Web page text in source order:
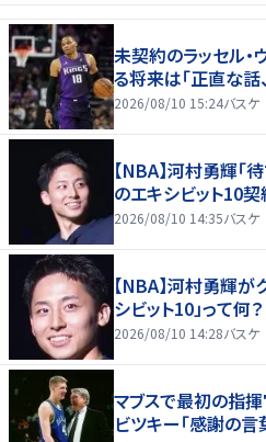
未契約のラッセル・
る将来は「正直な話
2026/08/10 15:24バスケ
【NBA】河村勇輝「
のエキシビット10
2026/08/10 14:35バスケ
【NBA】河村勇輝が
シビット10」って何？
2026/08/10 14:28バスケ
マブスで最初の指
ビツキー「感謝の言